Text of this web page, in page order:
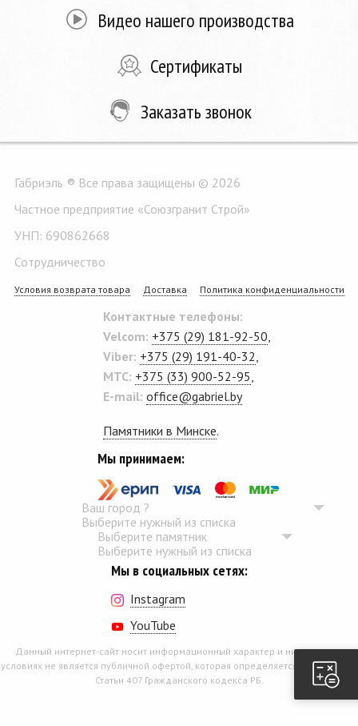
Видео нашего производства
Сертификаты
Заказать звонок
Габриэль ® Все права защищены © 2026
Частное предприятие «Союзгранит Строй»
УНП: 690862668
Сотрудничество
Условия возврата товара Доставка Политика конфиденциальности
Контактные телефоны:
Velcom: +375 (29) 181-92-50
Viber: +375 (29) 191-40-32
MTC: +375 (33) 900-52-95
E-mail: office@gabriel.by
Памятники в Минске.
Мы принимаем:
Ваш город ?
Выберите нужный из списка
Выберите памятник
Выберите нужный из списка
Мы в социальных сетях:
Instagram
YouTube
Данный интернет-сайт носит информационный характер и ни при каких
условиях не является публичной офертой, которая определяется положением
Статьи 407 Гражданского кодекса РБ.